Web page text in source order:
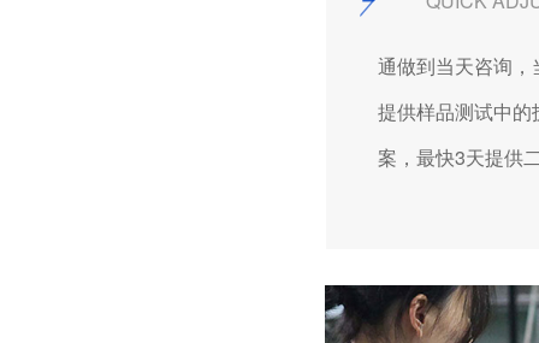
通做到当天咨询，
提供样品测试中的
案，最快3天提供二